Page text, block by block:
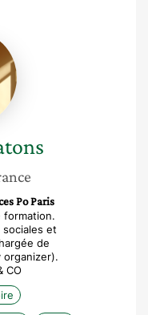
Po Paris
formation.
et
de
organizer).
CO